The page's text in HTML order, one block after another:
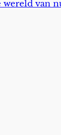
wereld van